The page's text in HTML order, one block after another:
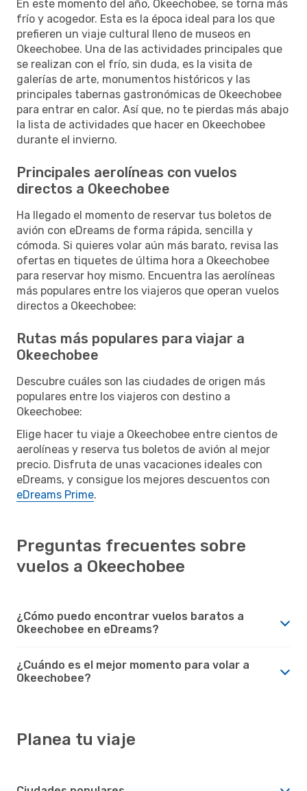
En este momento del año, Okeechobee, se torna más
frío y acogedor. Esta es la época ideal para los que
prefieren un viaje cultural lleno de museos en
Okeechobee. Una de las actividades principales que
se realizan con el frío, sin duda, es la visita de
galerías de arte, monumentos históricos y las
principales tabernas gastronómicas de Okeechobee
para entrar en calor. Así que, no te pierdas más abajo
la lista de actividades que hacer en Okeechobee
durante el invierno.
Principales aerolíneas con vuelos
directos a Okeechobee
Ha llegado el momento de reservar tus boletos de
avión con eDreams de forma rápida, sencilla y
cómoda. Si quieres volar aún más barato, revisa las
ofertas en tiquetes de última hora a Okeechobee
para reservar hoy mismo. Encuentra las aerolíneas
más populares entre los viajeros que operan vuelos
directos a Okeechobee:
Rutas más populares para viajar a
Okeechobee
Descubre cuáles son las ciudades de origen más
populares entre los viajeros con destino a
Okeechobee:
Elige hacer tu viaje a Okeechobee entre cientos de
aerolíneas y reserva tus boletos de avión al mejor
precio. Disfruta de unas vacaciones ideales con
eDreams, y consigue los mejores descuentos con
eDreams Prime.
Preguntas frecuentes sobre
vuelos a Okeechobee
¿Cómo puedo encontrar vuelos baratos a
Okeechobee en eDreams?
¿Cuándo es el mejor momento para volar a
Okeechobee?
Planea tu viaje